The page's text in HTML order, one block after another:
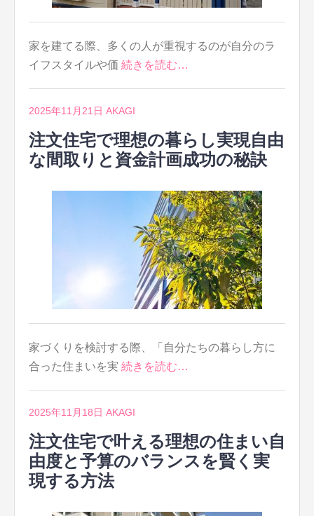
家を建てる際、多くの人が重視するのが自分のラ
イフスタイルや価 続きを読む…
2025年11月21日 AKAGI
注文住宅で理想の暮らし実現自由
な間取りと資金計画成功の秘訣
家づくりを検討する際、「自分たちの暮らし方に
合った住まいを実 続きを読む…
2025年11月18日 AKAGI
注文住宅で叶える理想の住まい自
由度と予算のバランスを賢く実
現する方法